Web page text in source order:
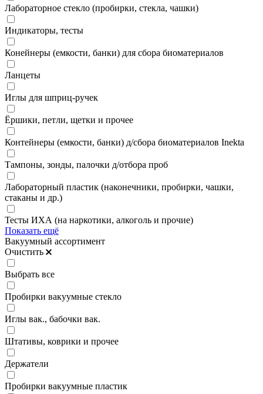
Лабораторное стекло (пробирки, стекла, чашки)
Индикаторы, тесты
Конейнеры (емкости, банки) для сбора биоматериалов
Ланцеты
Иглы для шприц-ручек
Ёршики, петли, щетки и прочее
Контейнеры (емкости, банки) д/сбора биоматериалов Inekta
Тампоны, зонды, палочки д/отбора проб
Лабораторный пластик (наконечники, пробирки, чашки,
стаканы и др.)
Тесты ИХА (на наркотики, алкоголь и прочие)
Показать ещё
Вакуумный ассортимент
Очистить
Выбрать все
Пробирки вакуумные стекло
Иглы вак., бабочки вак.
Штативы, коврики и прочее
Держатели
Пробирки вакуумные пластик